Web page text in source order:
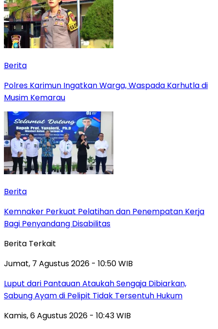
Berita
Polres Karimun Ingatkan Warga, Waspada Karhutla di
Musim Kemarau
Berita
Kemnaker Perkuat Pelatihan dan Penempatan Kerja
Bagi Penyandang Disabilitas
Berita Terkait
Jumat, 7 Agustus 2026 - 10:50 WIB
Luput dari Pantauan Ataukah Sengaja Dibiarkan,
Sabung Ayam di Pelipit Tidak Tersentuh Hukum
Kamis, 6 Agustus 2026 - 10:43 WIB